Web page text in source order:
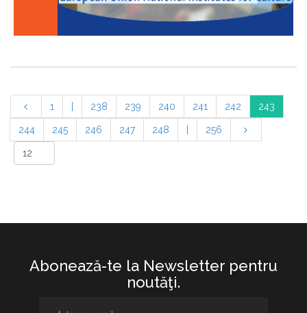
1 238 239 240 241 242 243
244 245 246 247 248 256
Abonează-te la Newsletter pentru
noutăţi.